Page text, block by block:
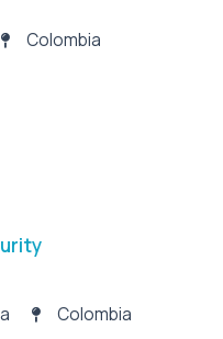
Colombia
Colombia